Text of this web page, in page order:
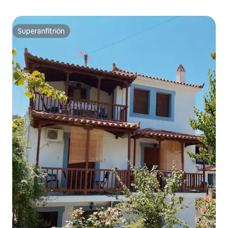
Superanfitrión
Superanfitrión